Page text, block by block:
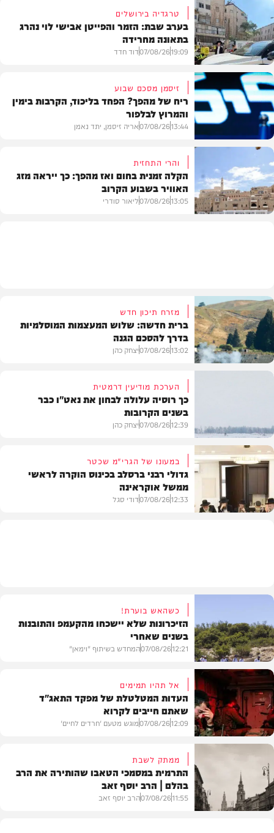
בארץ
טרגדיה בירושלים
בערב שבת: הזמר והפייטן אבישי לוי נהרג
בתאונה מחרידה
19:09
07/08/26דוד חדד
פוליטי
זיסמן מסכם שבוע
ריח של מהפך? הפחד בליכוד, הקרבות בימין
והמרוץ לבלפור
13:44
07/08/26אריה זיסמן, יתד נאמן
והרי התחזית
הקלה זמנית בחום ואז מהפך: כך ייראה מזג
האוויר בשבוע הקרוב
13:05
07/08/26ליאור סודרי
מזרח תיכון חדש
ברית חדשה: שלוש המעצמות המוסלמיות
בדרך להסכם הגנה
13:02
07/08/26יצחק כהן
הערכת מודיעין דרמטית
כך רוסיה עלולה לבחון את נאט"ו כבר
בשנים הקרובות
12:39
07/08/26יצחק כהן
במעונו של הגרי"מ שכטר
גדולי רבני ברסלב בכינוס הוקרה לראשי
ממשל אוקראינה
12:33
07/08/26דודי סגל
וידאו
כשהאש בוערת!
הזיכרונות שלא יישכחו מהקעמפ והתובנות
בשנים שאחרי
12:21
07/08/26המחדש בשיתוף "וימאן"
דעות
אל תהיו תמימים
העדות המטלטלת של מפקד התאג"ד
שאתם חייבים לקרוא
12:09
07/08/26מוגש מטעם 'חרדים לחיים'
ממתק לשבת
התרמית במסמכי הטאבו שהותירה את הרב
בהלם | הרב יוסף זאב
11:55
07/08/26הרב יוסף זאב